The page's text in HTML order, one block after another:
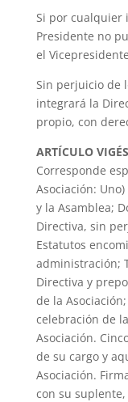
Si por cualquier
Presidente no
el
Sin perjuicio de
integrará la
propio, con
ARTÍCULO
Corresponde
Asociación:
y la Asamblea;
Directiva, sin
Estatutos
administración;
Directiva y
de la
celebración de
Asociación.
de su cargo y
Asociación.
con su